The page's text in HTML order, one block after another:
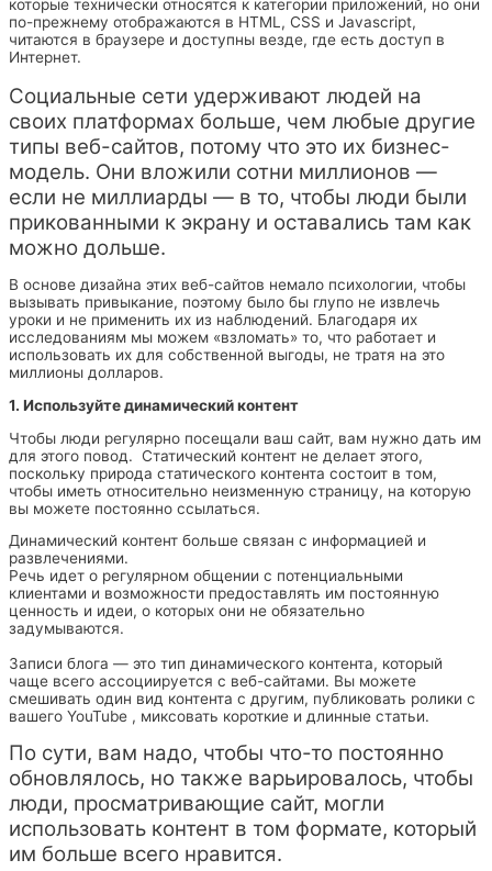
которые технически относятся к категории приложений, но они
по-прежнему отображаются в HTML, CSS и Javascript,
читаются в браузере и доступны везде, где есть доступ в
Интернет.
Социальные сети удерживают людей на
своих платформах больше, чем любые другие
типы веб-сайтов, потому что это их бизнес-
модель. Они вложили сотни миллионов —
если не миллиарды — в то, чтобы люди были
прикованными к экрану и оставались там как
можно дольше.
В основе дизайна этих веб-сайтов немало психологии, чтобы
вызывать привыкание, поэтому было бы глупо не извлечь
уроки и не применить их из наблюдений. Благодаря их
исследованиям мы можем «взломать» то, что работает и
использовать их для собственной выгоды, не тратя на это
миллионы долларов.
1. Используйте динамический контент
Чтобы люди регулярно посещали ваш сайт, вам нужно дать им
для этого повод. Статический контент не делает этого,
поскольку природа статического контента состоит в том,
чтобы иметь относительно неизменную страницу, на которую
вы можете постоянно ссылаться.
Динамический контент больше связан с информацией и
развлечениями.
Речь идет о регулярном общении с потенциальными
клиентами и возможности предоставлять им постоянную
ценность и идеи, о которых они не обязательно
задумываются.
Записи блога — это тип динамического контента, который
чаще всего ассоциируется с веб-сайтами. Вы можете
смешивать один вид контента с другим, публиковать ролики с
вашего YouTube , миксовать короткие и длинные статьи.
По сути, вам надо, чтобы что-то постоянно
обновлялось, но также варьировалось, чтобы
люди, просматривающие сайт, могли
использовать контент в том формате, который
им больше всего нравится.